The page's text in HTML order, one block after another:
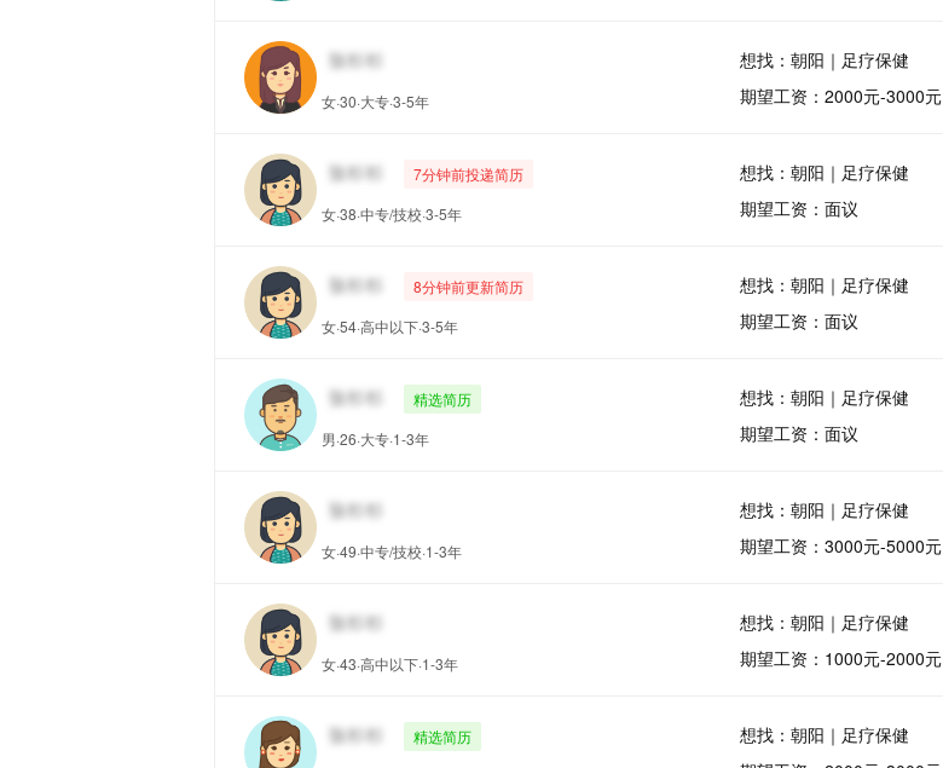
女·30·大专·3-5年
想找：朝阳｜足疗保健
期望工资：2000元-3000元
7分钟前投递简历
女·38·中专/技校·3-5年
想找：朝阳｜足疗保健
期望工资：面议
8分钟前更新简历
女·54·高中以下·3-5年
想找：朝阳｜足疗保健
期望工资：面议
精选简历
男·26·大专·1-3年
想找：朝阳｜足疗保健
期望工资：面议
女·49·中专/技校·1-3年
想找：朝阳｜足疗保健
期望工资：3000元-5000元
女·43·高中以下·1-3年
想找：朝阳｜足疗保健
期望工资：1000元-2000元
精选简历
想找：朝阳｜足疗保健